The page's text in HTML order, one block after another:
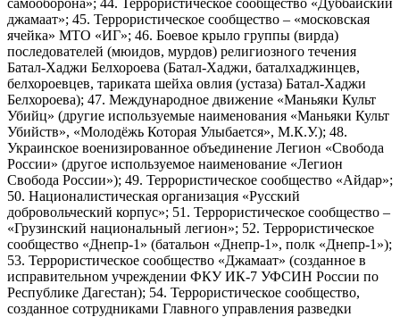
самооборона»; 44. Террористическое сообщество «Дуббайский
джамаат»; 45. Террористическое сообщество – «московская
ячейка» МТО «ИГ»; 46. Боевое крыло группы (вирда)
последователей (мюидов, мурдов) религиозного течения
Батал-Хаджи Белхороева (Батал-Хаджи, баталхаджинцев,
белхороевцев, тариката шейха овлия (устаза) Батал-Хаджи
Белхороева); 47. Международное движение «Маньяки Культ
Убийц» (другие используемые наименования «Маньяки Культ
Убийств», «Молодёжь Которая Улыбается», М.К.У.); 48.
Украинское военизированное объединение Легион «Свобода
России» (другое используемое наименование «Легион
Свобода России»); 49. Террористическое сообщество «Айдар»;
50. Националистическая организация «Русский
добровольческий корпус»; 51. Террористическое сообщество –
«Грузинский национальный легион»; 52. Террористическое
сообщество «Днепр-1» (батальон «Днепр-1», полк «Днепр-1»);
53. Террористическое сообщество «Джамаат» (созданное в
исправительном учреждении ФКУ ИК-7 УФСИН России по
Республике Дагестан); 54. Террористическое сообщество,
созданное сотрудниками Главного управления разведки